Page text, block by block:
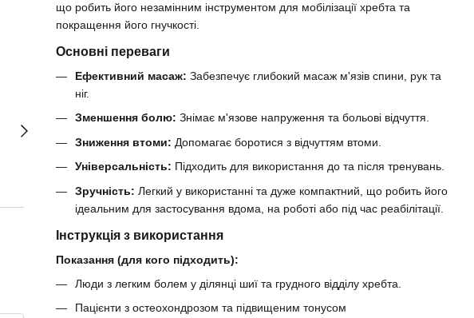
що робить його незамінним інструментом для мобілізації хребта та
покращення його гнучкості.
Основні переваги
Ефективний масаж: Забезпечує глибокий масаж м'язів спини, рук та
ніг.
Зменшення болю: Знімає м'язове напруження та больові відчуття.
Зниження втоми: Допомагає боротися з відчуттям втоми.
Універсальність: Підходить для використання до та після тренувань.
Зручність: Легкий у використанні та дуже компактний, що робить його
ідеальним для застосування вдома, на роботі або під час реабілітації.
Інструкція з використання
Показання (для кого підходить):
Люди з легким болем у ділянці шиї та грудного відділу хребта.
Пацієнти з остеохондрозом та підвищеним тонусом